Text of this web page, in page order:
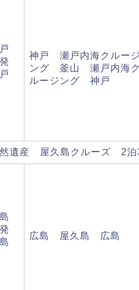
神戸 瀬戸内海クルージ
ング 釜山 瀬戸内海ク
ルージング 神戸
遺産 屋久島クルーズ 2泊
広島 屋久島 広島